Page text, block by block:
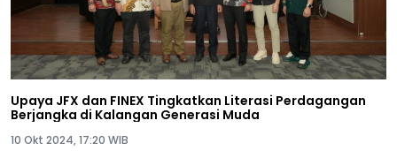
Upaya JFX dan FINEX Tingkatkan Literasi Perdagangan
Berjangka di Kalangan Generasi Muda
10 Okt 2024, 17:20 WIB